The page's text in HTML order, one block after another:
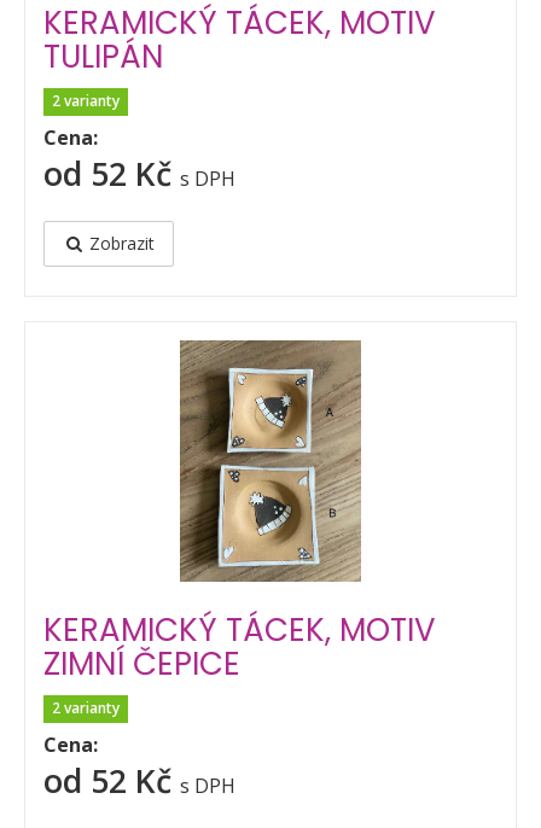
KERAMICKÝ TÁCEK, MOTIV
TULIPÁN
2 varianty
Cena:
od 52 Kč s DPH
Zobrazit
KERAMICKÝ TÁCEK, MOTIV
ZIMNÍ ČEPICE
2 varianty
Cena:
od 52 Kč s DPH